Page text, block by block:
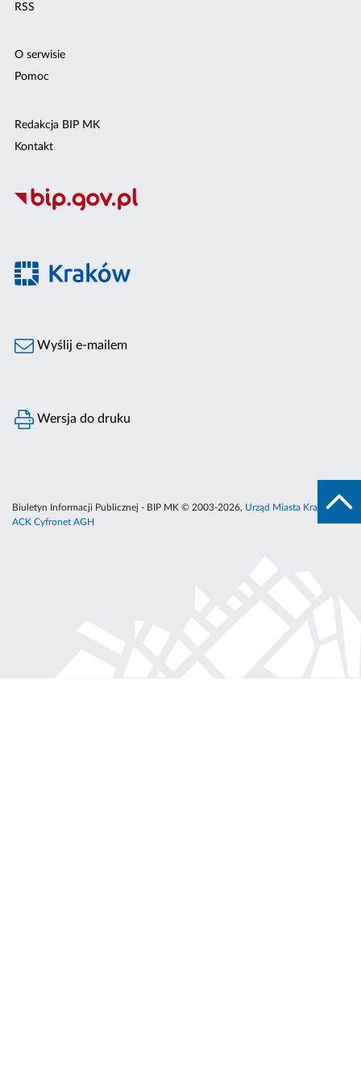
RSS
O serwisie
Pomoc
Redakcja BIP MK
Kontakt
Wyślij e-mailem
Wersja do druku
Biuletyn Informacji Publicznej - BIP MK © 2003-2026, Urząd Miasta Krakowa
ACK Cyfronet AGH